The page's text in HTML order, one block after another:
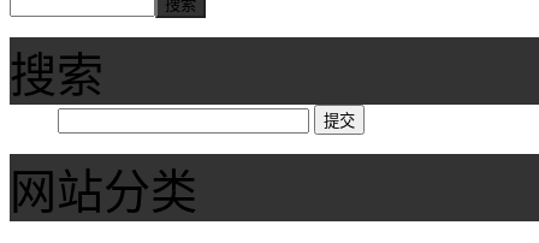
搜索
网站分类